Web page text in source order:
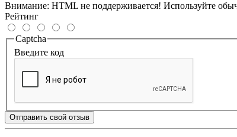
Внимание: HTML не поддерживается! Используйте
Рейтинг
Captcha
Введите код
Отправить свой отзыв